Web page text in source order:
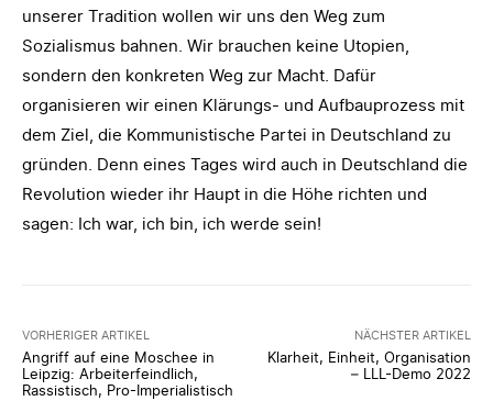
unserer Tradition wollen wir uns den Weg zum
Sozialismus bahnen. Wir brauchen keine Utopien,
sondern den konkreten Weg zur Macht. Dafür
organisieren wir einen Klärungs- und Aufbauprozess mit
dem Ziel, die Kommunistische Partei in Deutschland zu
gründen. Denn eines Tages wird auch in Deutschland die
Revolution wieder ihr Haupt in die Höhe richten und
sagen: Ich war, ich bin, ich werde sein!
VORHERIGER ARTIKEL
Angriff auf eine Moschee in
Leipzig: Arbeiterfeindlich,
Rassistisch, Pro-Imperialistisch
NÄCHSTER ARTIKEL
Klarheit, Einheit, Organisation
– LLL-Demo 2022